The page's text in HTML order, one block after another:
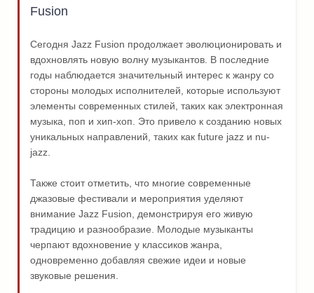
Fusion
Сегодня Jazz Fusion продолжает эволюционировать и
вдохновлять новую волну музыкантов. В последние
годы наблюдается значительный интерес к жанру со
стороны молодых исполнителей, которые используют
элементы современных стилей, таких как электронная
музыка, поп и хип-хоп. Это привело к созданию новых
уникальных направлений, таких как future jazz и nu-
jazz.
Также стоит отметить, что многие современные
джазовые фестивали и мероприятия уделяют
внимание Jazz Fusion, демонстрируя его живую
традицию и разнообразие. Молодые музыканты
черпают вдохновение у классиков жанра,
одновременно добавляя свежие идеи и новые
звуковые решения.